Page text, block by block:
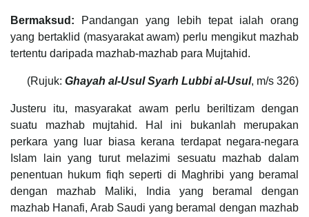
Bermaksud: Pandangan yang lebih tepat ialah orang
yang bertaklid (masyarakat awam) perlu mengikut mazhab
tertentu daripada mazhab-mazhab para Mujtahid.
(Rujuk: Ghayah al-Usul Syarh Lubbi al-Usul, m/s 326)
Justeru itu, masyarakat awam perlu beriltizam dengan
suatu mazhab mujtahid. Hal ini bukanlah merupakan
perkara yang luar biasa kerana terdapat negara-negara
Islam lain yang turut melazimi sesuatu mazhab dalam
penentuan hukum fiqh seperti di Maghribi yang beramal
dengan mazhab Maliki, India yang beramal dengan
mazhab Hanafi, Arab Saudi yang beramal dengan mazhab